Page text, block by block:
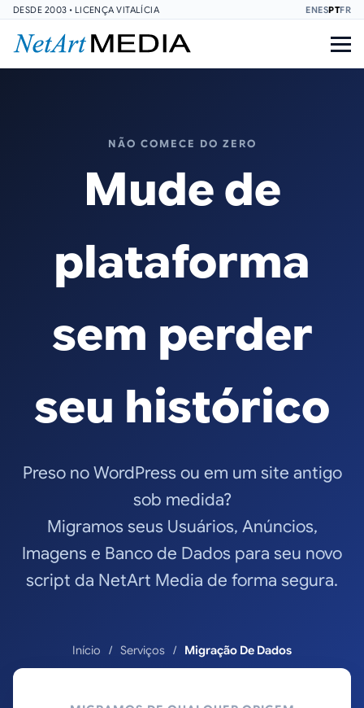
DESDE 2003 • LICENÇA VITALÍCIA ENESPTFR
NÃO COMECE DO ZERO
Mude de
plataforma
sem perder
seu histórico
Preso no WordPress ou em um site antigo
sob medida?
Migramos seus Usuários, Anúncios,
Imagens e Banco de Dados para seu novo
script da NetArt Media de forma segura.
Início Serviços Migração De Dados